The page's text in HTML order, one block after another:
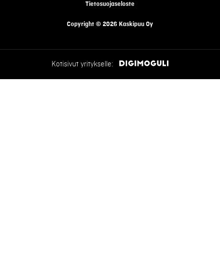
Copyright © 2026 Kaskipuu Oy
Tietosuojaseloste
Kotisivut yritykselle: